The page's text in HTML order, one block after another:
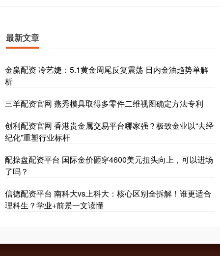
最新文章
金赢配资 冷艺婕：5.1黄金周尾反复震荡 日内金油趋势单解
析
三羊配资官网 燕秀模具取得多零件二维视图确定方法专利
创利配资官网 香港贵金属交易平台哪家强？极致金业以“去经
纪化”重塑行业标杆
配操盘配资平台 国际金价砸穿4600美元扭头向上，可以进场
了吗？
信德配资平台 南科大vs上科大：核心区别全拆解！谁更适合
理科生？学业+前景一文读懂